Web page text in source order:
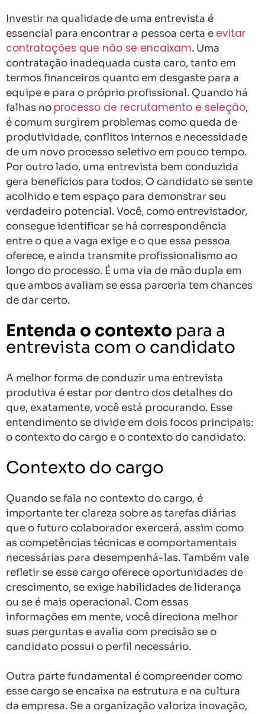
Investir na qualidade de uma entrevista é
essencial para encontrar a pessoa certa e evitar
contratações que não se encaixam. Uma
contratação inadequada custa caro, tanto em
termos financeiros quanto em desgaste para a
equipe e para o próprio profissional. Quando há
falhas no processo de recrutamento e seleção,
é comum surgirem problemas como queda de
produtividade, conflitos internos e necessidade
de um novo processo seletivo em pouco tempo.
Por outro lado, uma entrevista bem conduzida
gera benefícios para todos. O candidato se sente
acolhido e tem espaço para demonstrar seu
verdadeiro potencial. Você, como entrevistador,
consegue identificar se há correspondência
entre o que a vaga exige e o que essa pessoa
oferece, e ainda transmite profissionalismo ao
longo do processo. É uma via de mão dupla em
que ambos avaliam se essa parceria tem chances
de dar certo.
Entenda o contexto para a
entrevista com o candidato
A melhor forma de conduzir uma entrevista
produtiva é estar por dentro dos detalhes do
que, exatamente, você está procurando. Esse
entendimento se divide em dois focos principais:
o contexto do cargo e o contexto do candidato.
Contexto do cargo
Quando se fala no contexto do cargo, é
importante ter clareza sobre as tarefas diárias
que o futuro colaborador exercerá, assim como
as competências técnicas e comportamentais
necessárias para desempenhá-las. Também vale
refletir se esse cargo oferece oportunidades de
crescimento, se exige habilidades de liderança
ou se é mais operacional. Com essas
informações em mente, você direciona melhor
suas perguntas e avalia com precisão se o
candidato possui o perfil necessário.
Outra parte fundamental é compreender como
esse cargo se encaixa na estrutura e na cultura
da empresa. Se a organização valoriza inovação,